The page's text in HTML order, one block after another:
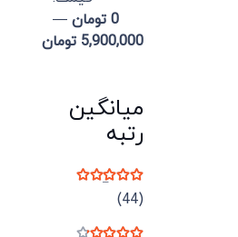
0 تومان
—
5,900,000 تومان
میانگین
رتبه
نمره
(44)